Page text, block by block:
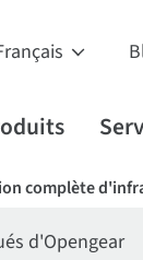
complète
d'Opengear